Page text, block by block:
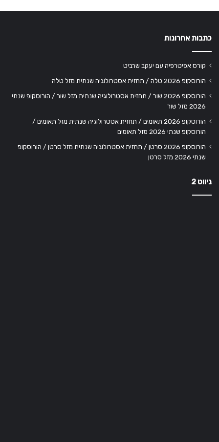
כתבות אחרונות
קורס אפיטרפיה עם יעקב שרביט
הורוסקופ 2026 טלה / תחזית אסטרולוגיה שנתית מזל טלה
הורוסקופ 2026 שור / תחזית אסטרולוגיה שנתית מזל שור / הורוסקופ שנתי
2026 מזל שור
הורוסקופ 2026 תאומים / תחזית אסטרולוגיה שנתית מזל תאומים /
הורוסקופ שנתי 2026 מזל תאומים
הורוסקופ 2026 סרטן / תחזית אסטרולוגיה שנתית מזל סרטן / הורוסקופ
שנתי 2026 מזל סרטן
ניווט 2